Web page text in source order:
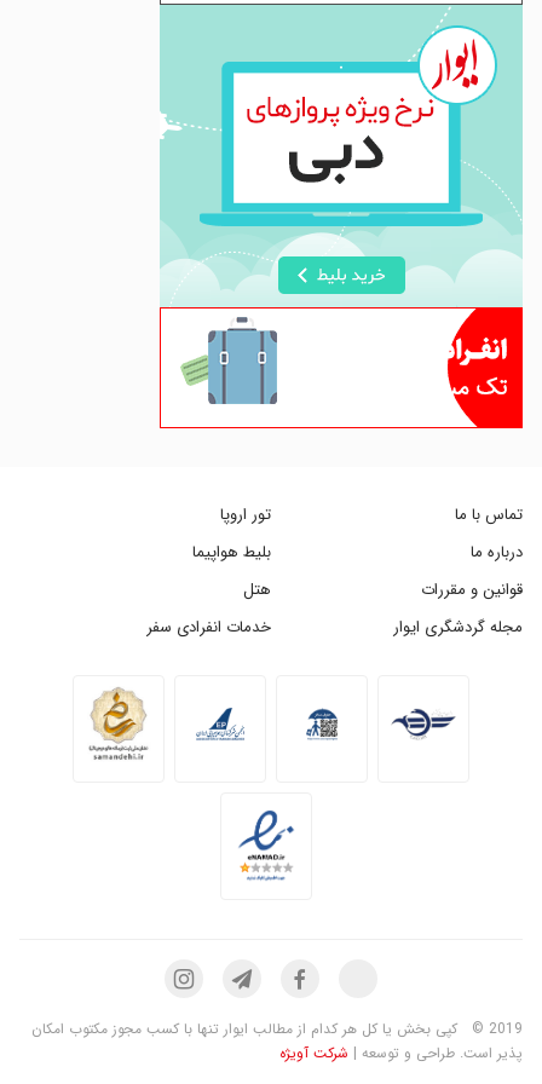
تماس با ما
درباره ما
قوانین و مقررات
مجله گردشگری ایوار
تور اروپا
بلیط هواپیما
هتل
خدمات انفرادی سفر
2019 ©
کپی بخش یا کل هر کدام از مطالب ایوار تنها با کسب مجوز مکتوب امکان
پذیر است. طراحی و توسعه | شرکت آویژه